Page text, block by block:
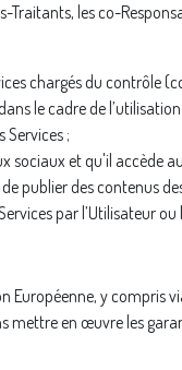
Traitants, les co-
chargés du contrôle
le cadre de l’utilisation
;
sociaux et qu'il accède
des contenus
par l’Utilisateur ou
Européenne, y compris
mettre en œuvre les